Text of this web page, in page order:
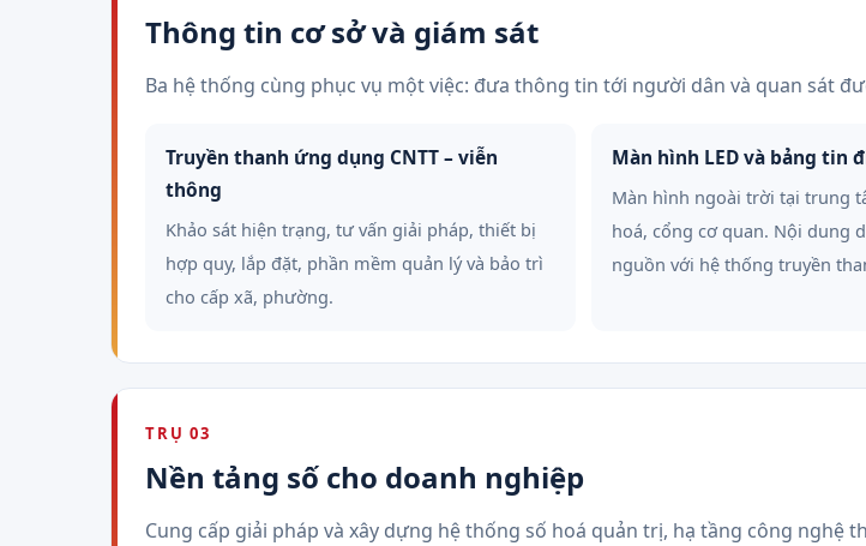
Thông tin cơ sở và giám sát
Ba hệ thống cùng phục vụ một việc: đưa thông tin tới người dân và quan sát
Truyền thanh ứng dụng CNTT – viễn
thông
Khảo sát hiện trạng, tư vấn giải pháp, thiết bị
hợp quy, lắp đặt, phần mềm quản lý và bảo trì
cho cấp xã, phường.
Màn hình LED và bảng tin
Màn hình ngoài trời tại trung
hoá, cổng cơ quan. Nội dung
nguồn với hệ thống truyền
TRỤ 03
Nền tảng số cho doanh nghiệp
Cung cấp giải pháp và xây dựng hệ thống số hoá quản trị, hạ tầng công nghệ